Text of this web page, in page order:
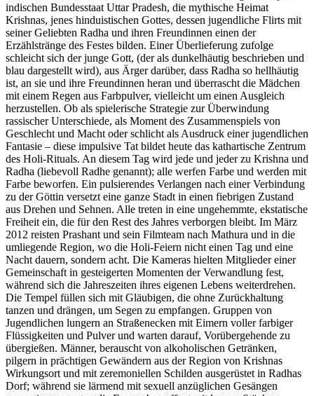
indischen Bundesstaat Uttar Pradesh, die mythische Heimat
Krishnas, jenes hinduistischen Gottes, dessen jugendliche Flirts mit
seiner Geliebten Radha und ihren Freundinnen einen der
Erzählstränge des Festes bilden. Einer Überlieferung zufolge
schleicht sich der junge Gott, (der als dunkelhäutig beschrieben und
blau dargestellt wird), aus Ärger darüber, dass Radha so hellhäutig
ist, an sie und ihre Freundinnen heran und überrascht die Mädchen
mit einem Regen aus Farbpulver, vielleicht um einen Ausgleich
herzustellen. Ob als spielerische Strategie zur Überwindung
rassischer Unterschiede, als Moment des Zusammenspiels von
Geschlecht und Macht oder schlicht als Ausdruck einer jugendlichen
Fantasie – diese impulsive Tat bildet heute das kathartische Zentrum
des Holi-Rituals. An diesem Tag wird jede und jeder zu Krishna und
Radha (liebevoll Radhe genannt); alle werfen Farbe und werden mit
Farbe beworfen. Ein pulsierendes Verlangen nach einer Verbindung
zu der Göttin versetzt eine ganze Stadt in einen fiebrigen Zustand
aus Drehen und Sehnen. Alle treten in eine ungehemmte, ekstatische
Freiheit ein, die für den Rest des Jahres verborgen bleibt. Im März
2012 reisten Prashant und sein Filmteam nach Mathura und in die
umliegende Region, wo die Holi-Feiern nicht einen Tag und eine
Nacht dauern, sondern acht. Die Kameras hielten Mitglieder einer
Gemeinschaft in gesteigerten Momenten der Verwandlung fest,
während sich die Jahreszeiten ihres eigenen Lebens weiterdrehen.
Die Tempel füllen sich mit Gläubigen, die ohne Zurückhaltung
tanzen und drängen, um Segen zu empfangen. Gruppen von
Jugendlichen lungern an Straßenecken mit Eimern voller farbiger
Flüssigkeiten und Pulver und warten darauf, Vorübergehende zu
übergießen. Männer, berauscht von alkoholischen Getränken,
pilgern in prächtigen Gewändern aus der Region von Krishnas
Wirkungsort und mit zeremoniellen Schilden ausgerüstet in Radhas
Dorf; während sie lärmend mit sexuell anzüglichen Gesängen